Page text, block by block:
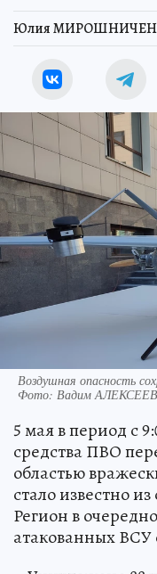
Юлия
Воздушная опасность
Фото: Вадим
5 мая в период с
средства ПВО
областью
стало известно
Регион в
атакованных ВСУ